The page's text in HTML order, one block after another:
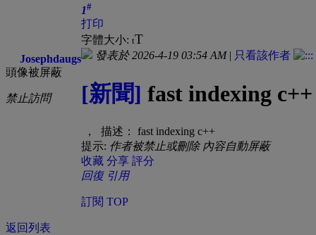
Josephdaugs
頭像被屏蔽
禁止訪問
1#
打印
字體大小: tT
發表於 2026-4-19 03:54 AM| 只看該作者
[新聞] fast indexing c++
， 描述： fast indexing c++
提示: 作者被禁止或刪除 內容自動屏蔽
收藏 分享 評分
回復 引用
訂閱 TOP
返回列表